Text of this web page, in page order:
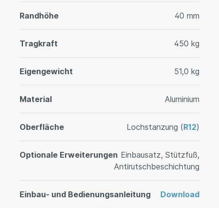
Randhöhe 40 mm
Tragkraft 450 kg
Eigengewicht 51,0 kg
Material Aluminium
Oberfläche Lochstanzung (R12)
Optionale Erweiterungen Einbausatz, Stützfuß,
Antirutschbeschichtung
Einbau- und Bedienungsanleitung Download